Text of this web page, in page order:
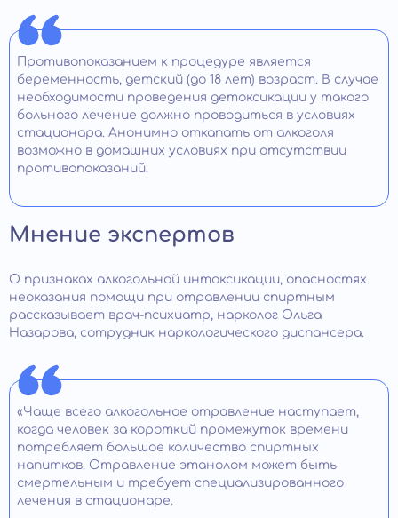
Противопоказанием к процедуре является
беременность, детский (до 18 лет) возраст. В случае
необходимости проведения детоксикации у такого
больного лечение должно проводиться в условиях
стационара. Анонимно откапать от алкоголя
возможно в домашних условиях при отсутствии
противопоказаний.
Мнение экспертов
О признаках алкогольной интоксикации, опасностях
неоказания помощи при отравлении спиртным
рассказывает врач-психиатр, нарколог Ольга
Назарова, сотрудник наркологического диспансера.
«Чаще всего алкогольное отравление наступает,
когда человек за короткий промежуток времени
потребляет большое количество спиртных
напитков. Отравление этанолом может быть
смертельным и требует специализированного
лечения в стационаре.